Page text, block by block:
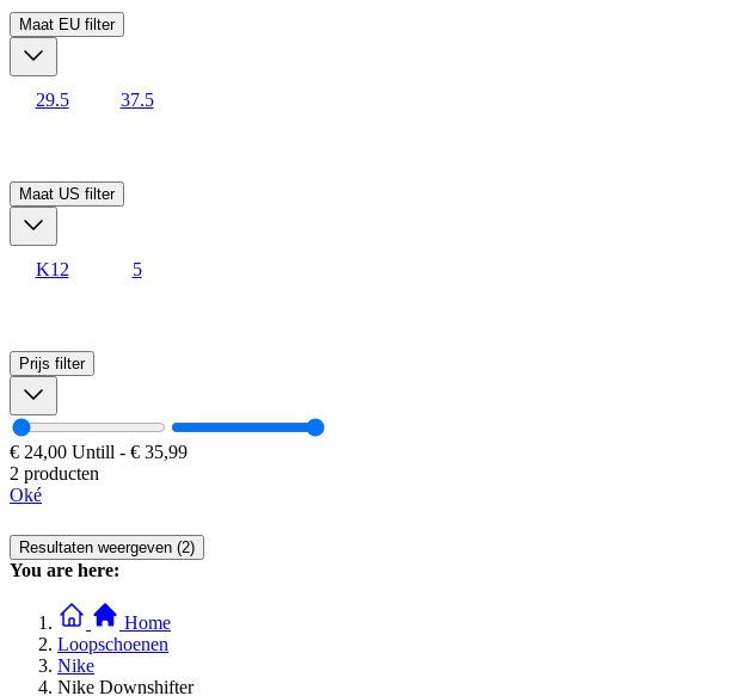
Maat EU filter
29.5 37.5
Maat US filter
K12 5
Prijs filter
€ 24,00 Untill - € 35,99
2 producten
Oké
Resultaten weergeven (2)
You are here:
Home
Loopschoenen
Nike
Nike Downshifter